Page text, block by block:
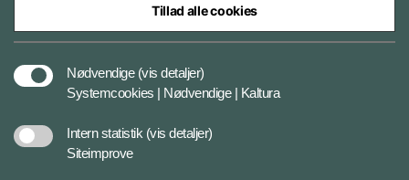
Tillad alle cookies
Nødvendige (vis detaljer)
Systemcookies | Nødvendige | Kaltura
Intern statistik (vis detaljer)
Siteimprove